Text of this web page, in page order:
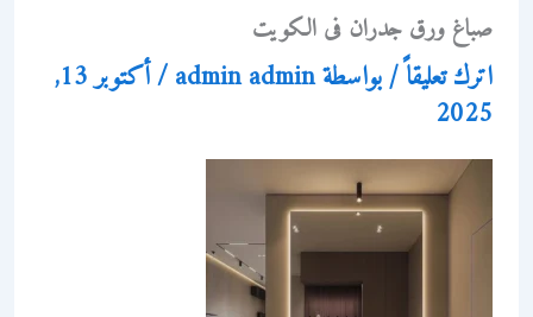
صباغ ورق جدران فى الكويت
اترك تعليقاً/ بواسطةadmin admin
/ أكتوبر 13,
2025